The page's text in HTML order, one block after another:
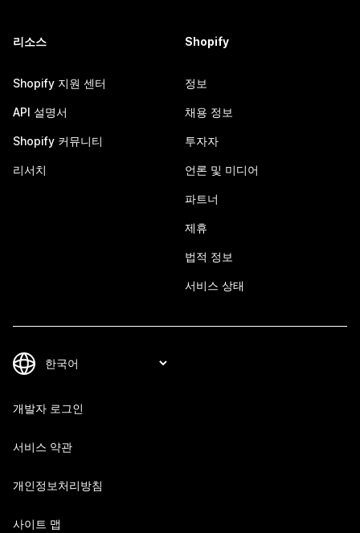
리소스
Shopify 지원 센터
API 설명서
Shopify 커뮤니티
리서치
Shopify
정보
채용 정보
투자자
언론 및 미디어
파트너
제휴
법적 정보
서비스 상태
개발자 로그인
서비스 약관
개인정보처리방침
사이트 맵